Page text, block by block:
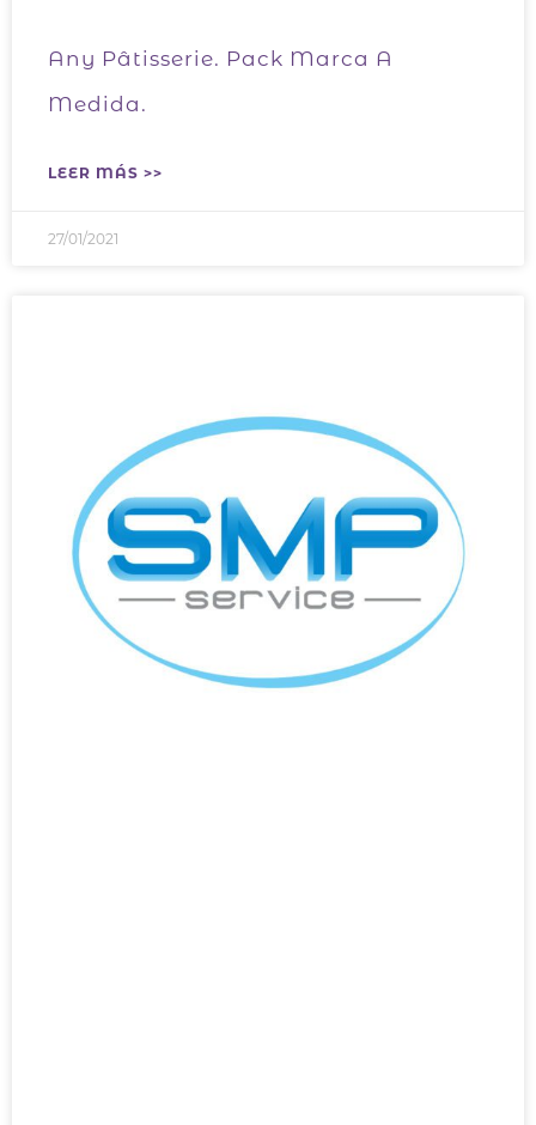
Any Pâtisserie. Pack Marca A
Medida.
LEER MÁS >>
27/01/2021